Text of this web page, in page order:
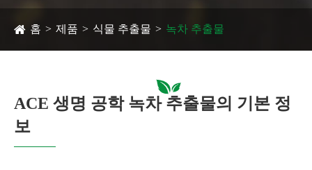
홈 제품 식물 추출물 녹차 추출물
ACE 생명 공학 녹차 추출물의 기본 정
보